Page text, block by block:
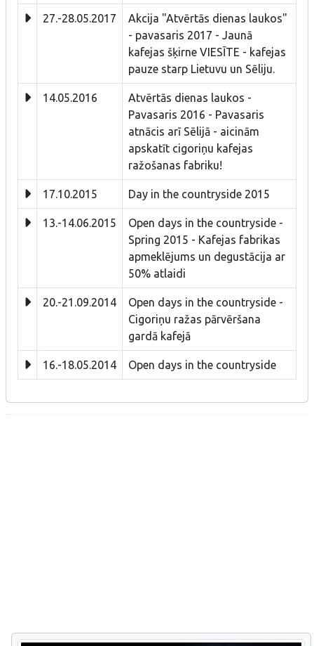
27.-28.05.2017
Akcija "Atvērtās dienas laukos"
- pavasaris 2017 - Jaunā
kafejas šķirne VIESĪTE - kafejas
pauze starp Lietuvu un Sēliju.
14.05.2016
Atvērtās dienas laukos -
Pavasaris 2016 - Pavasaris
atnācis arī Sēlijā - aicinām
apskatīt cigoriņu kafejas
ražošanas fabriku!
17.10.2015 Day in the countryside 2015
13.-14.06.2015
Open days in the countryside -
Spring 2015 - Kafejas fabrikas
apmeklējums un degustācija ar
50% atlaidi
20.-21.09.2014
Open days in the countryside -
Cigoriņu ražas pārvēršana
gardā kafejā
16.-18.05.2014 Open days in the countryside